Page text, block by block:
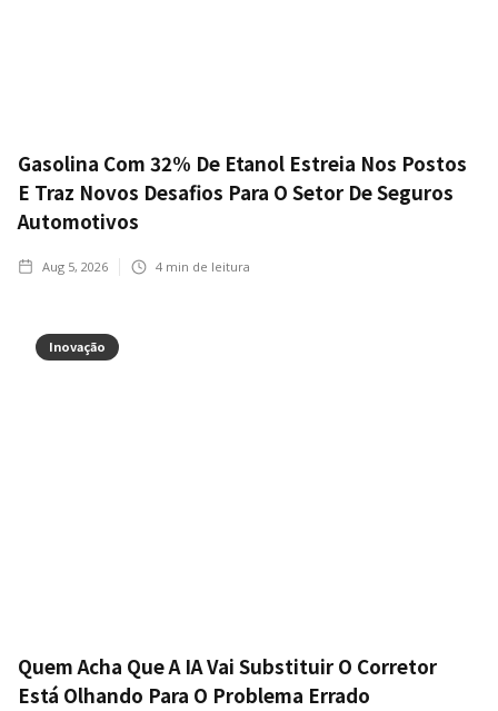
Gasolina Com 32% De Etanol Estreia Nos Postos
E Traz Novos Desafios Para O Setor De Seguros
Automotivos
Aug 5, 2026 4 min de leitura
Inovação
Quem Acha Que A IA Vai Substituir O Corretor
Está Olhando Para O Problema Errado